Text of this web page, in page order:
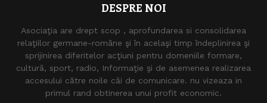
DESPRE NOI
Asociaţia are drept scop , aprofundarea si consolidarea
relaţiilor germane-române şi în acelaşi timp îndeplinirea şi
sprijinirea diferitelor acţiuni pentru domeniile formare,
cultură, sport, radio, Informaţie şi de asemenea realizarea
accesului către noile căi de comunicare. nu vizeaza in
primul rand obtinerea unui profit economic.